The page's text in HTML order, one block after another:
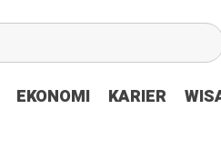
EKONOMI KARIER
EKONOMI KARIER